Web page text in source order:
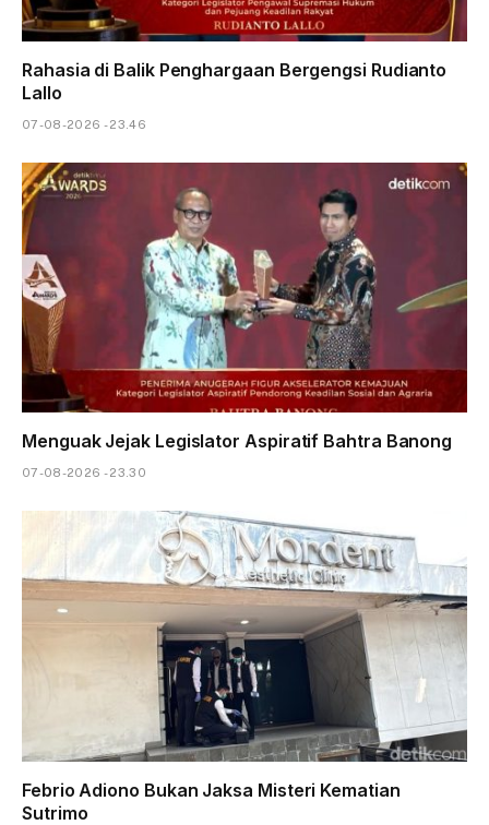
Rahasia di Balik Penghargaan Bergengsi Rudianto
Lallo
07-08-2026 - 23.46
Menguak Jejak Legislator Aspiratif Bahtra Banong
07-08-2026 - 23.30
Febrio Adiono Bukan Jaksa Misteri Kematian
Sutrimo